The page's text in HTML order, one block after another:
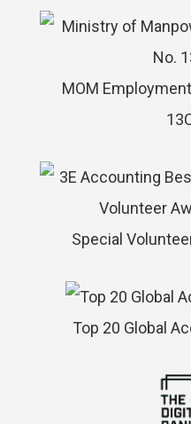
MOM
Special
Top 20 Global